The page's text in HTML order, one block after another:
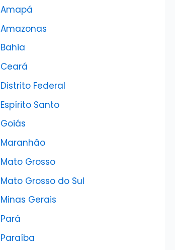
Amapá
Amazonas
Bahia
Ceará
Distrito Federal
Espírito Santo
Goiás
Maranhão
Mato Grosso
Mato Grosso do Sul
Minas Gerais
Pará
Paraíba